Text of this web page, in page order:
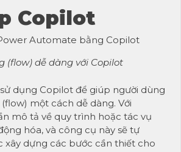
Copilot
(flow) dễ dàng với Copilot
dụng Copilot để giúp người dùng
một cách dễ dàng. Với
mô tả về quy trình hoặc tác vụ
hóa, và công cụ này sẽ tự
xây dựng các bước cần thiết cho